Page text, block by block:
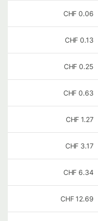
0.06
CHF
0.13
CHF
0.25
CHF
0.63
CHF
1.27
CHF
3.17
CHF
6.34
CHF
12.69
CHF